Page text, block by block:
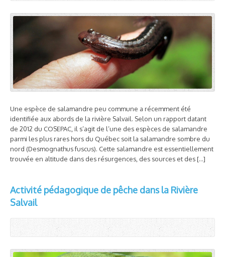
Une espèce de salamandre peu commune a récemment été
identifiée aux abords de la rivière Salvail. Selon un rapport datant
de 2012 du COSEPAC, il s’agit de l’une des espèces de salamandre
parmi les plus rares hors du Québec soit la salamandre sombre du
nord (Desmognathus fuscus). Cette salamandre est essentiellement
trouvée en altitude dans des résurgences, des sources et des […]
Activité pédagogique de pêche dans la Rivière
Salvail